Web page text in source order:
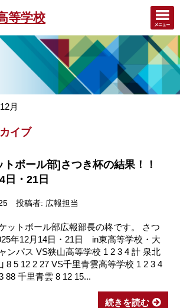
等学校
12月
イブ
ボール部]さつき杯の結果！！
日・21日
投稿者: 広報担当
ットボール部広報部長の柊です。 さつ
年12月14日・21日 in東高等学校・大
ンパス VS狭山高等学校 1 2 3 4 計 泉北
8 5 12 2 27 VS千里青雲高等学校 1 2 3 4
88 千里青雲 8 12 15...
続きを読む